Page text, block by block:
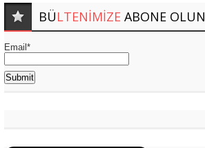
BÜLTENIMIZEABONE OLUN
Email*